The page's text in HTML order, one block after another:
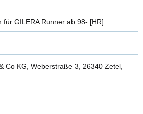
für GILERA Runner ab 98- [HR]
Co KG, Weberstraße 3, 26340 Zetel,